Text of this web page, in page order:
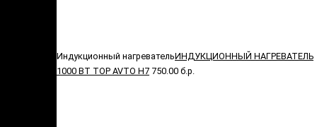
Индукционный нагревательИНДУКЦИОННЫЙ НАГРЕВАТЕЛЬ
1000 ВТ TOP AVTO H7 750.00 б.р.